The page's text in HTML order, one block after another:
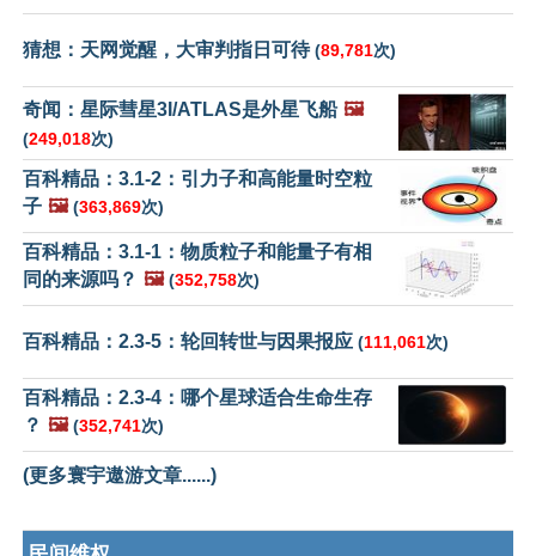
猜想：天网觉醒，大审判指日可待(89,781次)
奇闻：星际彗星3I/ATLAS是外星飞船 🖼️
(249,018次)
百科精品：3.1-2：引力子和高能量时空粒
子 🖼️ (363,869次)
百科精品：3.1-1：物质粒子和能量子有相
同的来源吗？ 🖼️ (352,758次)
百科精品：2.3-5：轮回转世与因果报应 (111,061次)
百科精品：2.3-4：哪个星球适合生命生存
？ 🖼️ (352,741次)
(更多寰宇遨游文章......)